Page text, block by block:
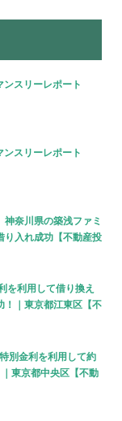
ンスリーレポート
ンスリーレポート
奈川県の築浅ファミ
り入れ成功【不動産投
を利用して借り換え
！｜東京都江東区【不
別金利を利用して約
東京都中央区【不動